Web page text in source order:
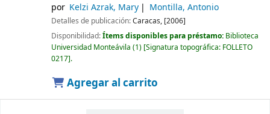
por Kelzi Azrak, Mary Montilla, Antonio
Detalles de publicación:Caracas, [2006]
Disponibilidad:Ítems disponibles para préstamo: Biblioteca
Universidad Monteávila (1) Signatura topográfica: FOLLETO
0217 .
Agregar al carrito